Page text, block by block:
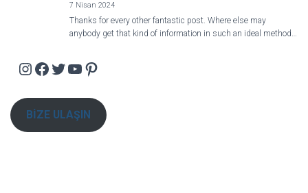
7 Nisan 2024
Thanks for every other fantastic post. Where else may
anybody get that kind of information in such an ideal method…
Instagram Facebook Twitter YouTube Pinterest
BİZE ULAŞIN